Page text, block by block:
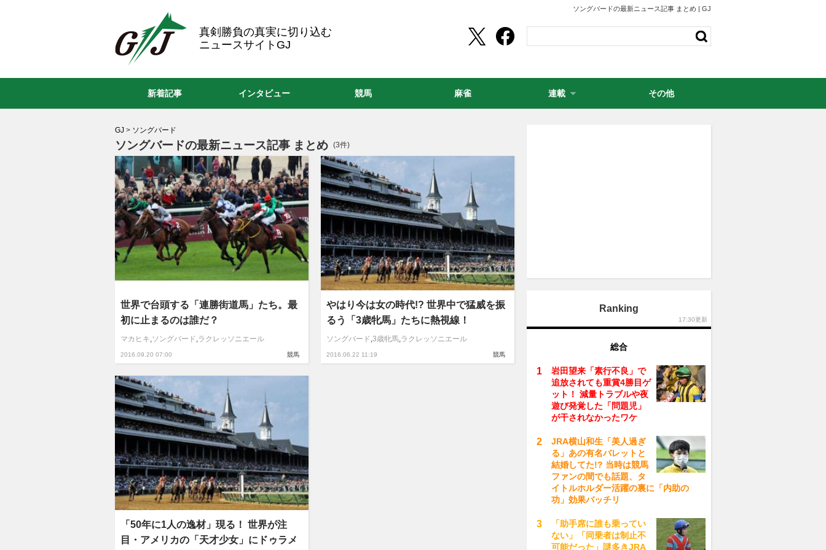
ソングバードの最新ニュース記事 まとめ | GJ
真剣勝負の真実に切り込む
ニュースサイトGJ
GJ > ソングバード
ソングバードの最新ニュース記事 まとめ (3件)
2016.09.20 07:00
世界で台頭する「連勝街道馬」たち。最
初に止まるのは誰だ？
マカヒキ,ソングバード ,ラクレッソニエール
競馬 2016.06.22 11:19
やはり今は女の時代!? 世界中で猛威を振
るう「3歳牝馬」たちに熱視線！
ソングバード ,3歳牝馬,ラクレッソニエール
競馬
「50年に1人の逸材」現る！ 世界が注
目・アメリカの「天才少女」にドゥラメ
Ranking
17:30更新
総合
岩田望来「素行不良」で
追放されても重賞4勝目ゲ
ット！ 減量トラブルや夜
遊び発覚した「問題児」
が干されなかったワケ
JRA横山和生「美人過ぎ
る」あの有名バレットと
結婚してた!? 当時は競馬
ファンの間でも話題、タ
イトルホルダー活躍の裏に「内助の
功」効果バッチリ
「助手席に誰も乗ってい
ない」「同乗者は制止不
可能だった」謎多きJRA
新着記事 インタビュー 競馬 麻雀 連載 その他